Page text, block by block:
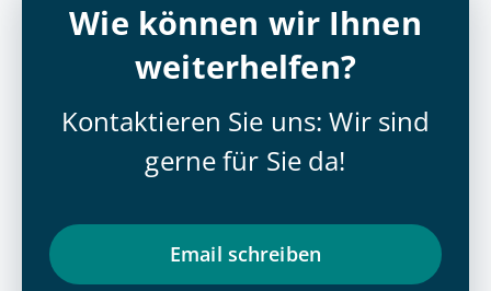
Wie können wir Ihnen
weiterhelfen?
Kontaktieren Sie uns: Wir sind
gerne für Sie da!
Email schrei­ben